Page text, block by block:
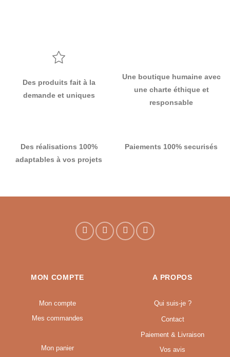
Des produits fait à la
demande et uniques
Une boutique humaine avec
une charte éthique et
responsable
Des réalisations 100%
adaptables à vos projets
Paiements 100% securisés
MON COMPTE
Mon compte
Mes commandes
Mon panier
A PROPOS
Qui suis-je ?
Contact
Paiement & Livraison
Vos avis